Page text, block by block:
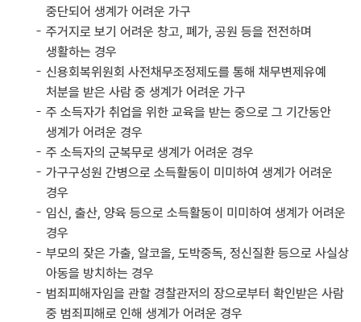
중단되어 생계가 어려운 가구
주거지로 보기 어려운 창고, 폐가, 공원 등을 전전하며
생활하는 경우
신용회복위원회 사전채무조정제도를 통해 채무변제유예
처분을 받은 사람 중 생계가 어려운 가구
주 소득자가 취업을 위한 교육을 받는 중으로 그 기간동안
생계가 어려운 경우
주 소득자의 군복무로 생계가 어려운 경우
가구구성원 간병으로 소득활동이 미미하여 생계가 어려운
경우
임신, 출산, 양육 등으로 소득활동이 미미하여 생계가 어려운
경우
부모의 잦은 가출, 알코올, 도박중독, 정신질환 등으로 사실상
아동을 방치하는 경우
범죄피해자임을 관할 경찰관저의 장으로부터 확인받은 사람
중 범죄피해로 인해 생계가 어려운 경우